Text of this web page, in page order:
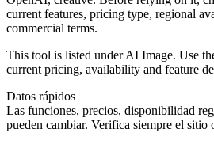
current features, pricing type, regional
commercial terms.
This tool is listed under AI Image. Use
current pricing, availability and feature
Datos rápidos
Las funciones, precios, disponibilidad
pueden cambiar. Verifica siempre el sitio